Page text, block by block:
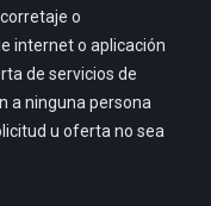
o
internet o aplicación
de servicios de
a ninguna persona
u oferta no sea